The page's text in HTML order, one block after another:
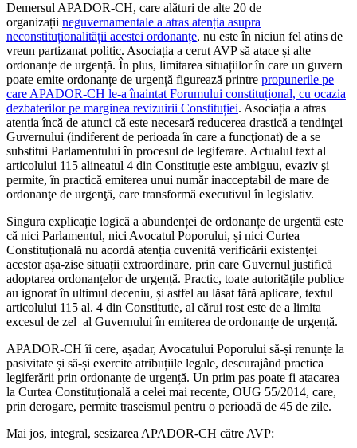
Demersul APADOR-CH, care alături de alte 20 de
organizații neguvernamentale a atras atenția asupra
neconstituționalității acestei ordonanțe, nu este în niciun fel atins de
vreun partizanat politic. Asociația a cerut AVP să atace și alte
ordonanțe de urgență. În plus, limitarea situațiilor în care un guvern
poate emite ordonanțe de urgență figurează printre propunerile pe
care APADOR-CH le-a înaintat Forumului constituțional, cu ocazia
dezbaterilor pe marginea revizuirii Constituției. Asociația a atras
atenția încă de atunci că este necesară reducerea drastică a tendinţei
Guvernului (indiferent de perioada în care a funcţionat) de a se
substitui Parlamentului în procesul de legiferare. Actualul text al
articolului 115 alineatul 4 din Constituție este ambiguu, evaziv şi
permite, în practică emiterea unui număr inacceptabil de mare de
ordonanţe de urgenţă, care transformă executivul în legislativ.
Singura explicație logică a abundenței de ordonanțe de urgentă este
că nici Parlamentul, nici Avocatul Poporului, și nici Curtea
Constituțională nu acordă atenția cuvenită verificării existenței
acestor așa-zise situații extraordinare, prin care Guvernul justifică
adoptarea ordonanțelor de urgență. Practic, toate autoritățile publice
au ignorat în ultimul deceniu, și astfel au lăsat fără aplicare, textul
articolului 115 al. 4 din Constitutie, al cărui rost este de a limita
excesul de zel al Guvernului în emiterea de ordonanțe de urgență.
APADOR-CH îi cere, așadar, Avocatului Poporului să-și renunțe la
pasivitate și să-și exercite atribuțiile legale, descurajând practica
legiferării prin ordonanțe de urgență. Un prim pas poate fi atacarea
la Curtea Constituțională a celei mai recente, OUG 55/2014, care,
prin derogare, permite traseismul pentru o perioadă de 45 de zile.
Mai jos, integral, sesizarea APADOR-CH către AVP: